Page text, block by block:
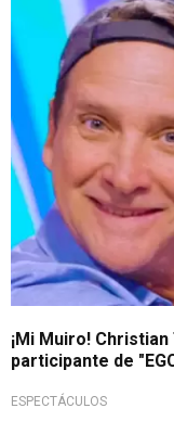
En la novena edición
¡Mi Muiro! Christian
participante de
ESPECTÁCULOS